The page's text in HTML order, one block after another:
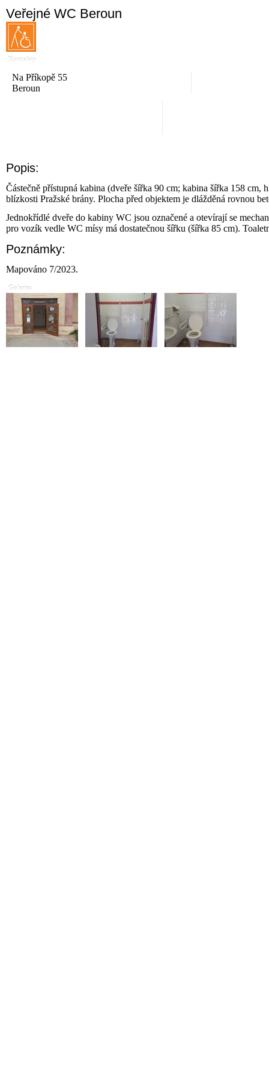
Veřejné WC Beroun
Kontakty
Na Příkopě 55
Beroun
Popis:
Částečně přístupná kabina (dveře šířka 90 cm; kabina šířka 158
blízkosti Pražské brány. Plocha před objektem je dlážděná rovnou
Jednokřídlé dveře do kabiny WC jsou označené a otevírají se
pro vozík vedle WC mísy má dostatečnou šířku (šířka 85 cm).
Poznámky:
Mapováno 7/2023.
Galerie: